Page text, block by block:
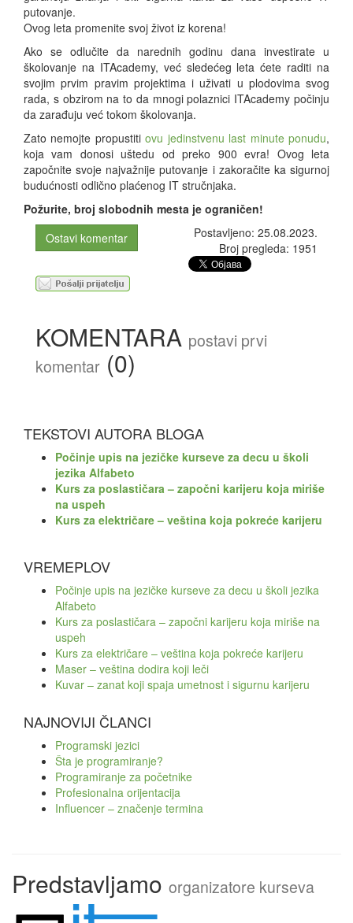
putovanje.
Ovog leta promenite svoj život iz korena!
Ako se odlučite da narednih godinu dana investirate u
školovanje na ITAcademy, već sledećeg leta ćete raditi na
svojim prvim pravim projektima i uživati u plodovima svog
rada, s obzirom na to da mnogi polaznici ITAcademy počinju
da zarađuju već tokom školovanja.
Zato nemojte propustitiovu jedinstvenu last minute ponudu,
koja vam donosi uštedu od preko 900 evra! Ovog leta
započnite svoje najvažnije putovanje i zakoračite ka sigurnoj
budućnosti odlično plaćenog IT stručnjaka.
Požurite, broj slobodnih mesta je ograničen!
Ostavi komentar
Postavljeno: 25.08.2023.
Broj pregleda: 1951
KOMENTARA postavi prvi
komentar (0)
TEKSTOVI AUTORA BLOGA
Počinje upis na jezičke kurseve za decu u školi
jezika Alfabeto
Kurs za poslastičara – započni karijeru koja miriše
na uspeh
Kurs za električare – veština koja pokreće karijeru
VREMEPLOV
Počinje upis na jezičke kurseve za decu u školi jezika
Alfabeto
Kurs za poslastičara – započni karijeru koja miriše na
uspeh
Kurs za električare – veština koja pokreće karijeru
Maser – veština dodira koji leči
Kuvar – zanat koji spaja umetnost i sigurnu karijeru
NAJNOVIJI ČLANCI
Programski jezici
Šta je programiranje?
Programiranje za početnike
Profesionalna orijentacija
Influencer – značenje termina
Predstavljamo organizatore kurseva